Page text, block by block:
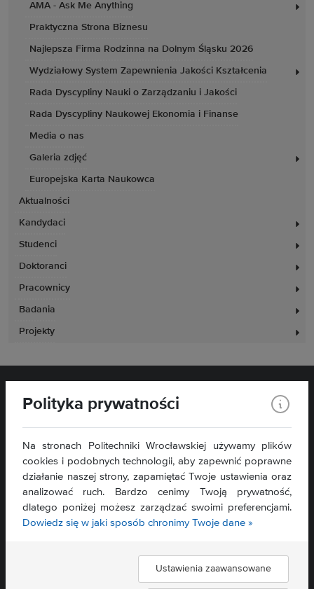
AMA - Ask Me Anything
Praktyczna Strona Biznesu
Najlepsza Firma Rodzinna na Dolnym Śląsku 2026
Wydziałowy System Zapewnienia Jakości Kształcenia
Rada Dyscypliny Nauki o Zarządzaniu i Jakości
Rada Dyscypliny Naukowej Ekonomia i Finanse
Media o nas
Galeria zdjęć
Europejska Karta Naukowca
Aktualności
Kandydaci
Studenci
Doktoranci
Pracownicy
Badania
Projekty
Wydział Zarządzania
50-371 Wrocław
Mapa serwisu »
Polityka prywatności
Na stronach Politechniki Wrocławskiej używamy plików
cookies i podobnych technologii, aby zapewnić poprawne
działanie naszej strony, zapamiętać Twoje ustawienia oraz
analizować ruch. Bardzo cenimy Twoją prywatność,
dlatego poniżej możesz zarządzać swoimi preferencjami.
Dowiedz się w jaki sposób chronimy Twoje dane »
Ustawienia zaawansowane